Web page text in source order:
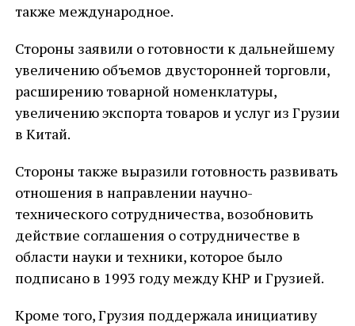
также международное.
Стороны заявили о готовности к дальнейшему
увеличению объемов двусторонней торговли,
расширению товарной номенклатуры,
увеличению экспорта товаров и услуг из Грузии
в Китай.
Стороны также выразили готовность развивать
отношения в направлении научно-
технического сотрудничества, возобновить
действие соглашения о сотрудничестве в
области науки и техники, которое было
подписано в 1993 году между КНР и Грузией.
Кроме того, Грузия поддержала инициативу